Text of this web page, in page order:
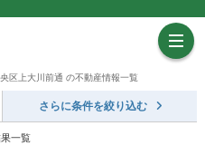
区上大川前通 の不動産情報一覧
さらに条件を絞り込む
一覧